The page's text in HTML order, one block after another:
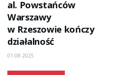
al. Powstańców
Warszawy
w Rzeszowie kończy
działalność
01.08.2025